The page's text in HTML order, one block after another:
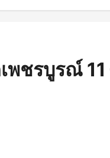
พชรบูรณ์